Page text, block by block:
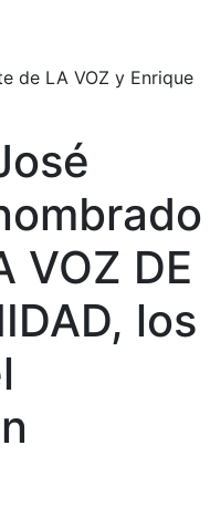
de LA VOZ y Enrique
VOZ DE
los